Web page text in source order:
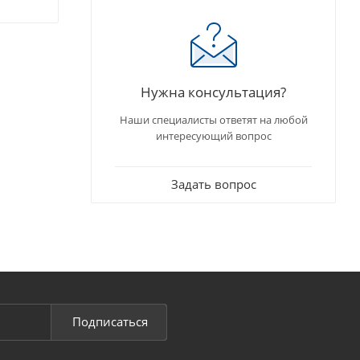
Нужна консультация?
Наши специалисты ответят на любой
интересующий вопрос
Задать вопрос
Подписаться